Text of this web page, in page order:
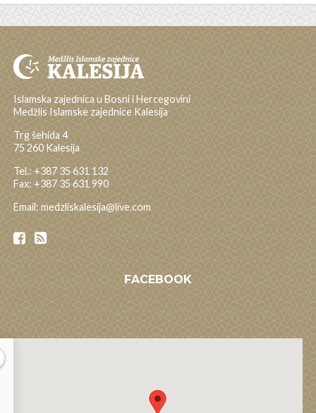
Islamska zajednica u Bosni i Hercegovini
Medžlis Islamske zajednice Kalesija
Trg šehida 4
75 260 Kalesija
Tel.: +387 35 631 132
Fax: +387 35 631 990
Email: medzliskalesija@live.com
FACEBOOK